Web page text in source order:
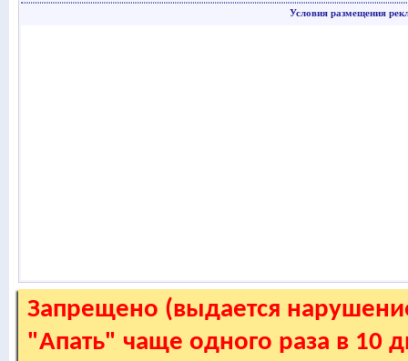
Условия размещения
Запрещено (выдается
"Апать" чаще одного раза в 10